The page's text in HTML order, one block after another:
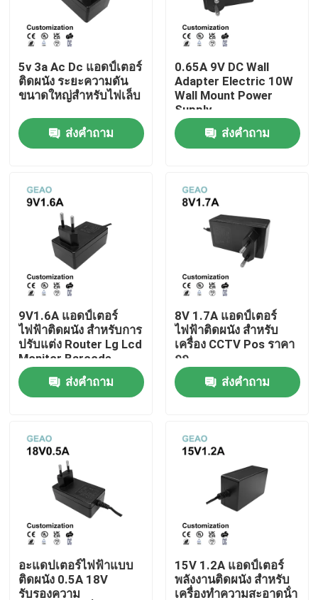
บ้าน
วิดีโอ
เกี่ยวกับเรา
ทัวร์โรงงาน
ติดต่อเรา
ขอใบเสนอราคา
อะแดปเตอร์ไฟฟ้าแบบติดผนัง
อะแดปเตอร์ไฟเดสก์ท็อป
5v 3a Ac Dc แอดป์เตอร์
ติดผนัง ระยะความดัน
ขนาดใหญ่สําหรับไฟเล็บ
ส่งคำถาม
0.65A 9V DC Wall
Adapter Electric 10W
Wall Mount Power
Supply
ส่งคำถาม
9V1.6A แอดป์เตอร์
ไฟฟ้าติดผนัง สําหรับการ
ปรับแต่ง Router Lg Lcd
Monitor Barcode
Printer ต้นไม้คริสต์มาส
ส่งคำถาม
8V 1.7A แอดป์เตอร์
ไฟฟ้าติดผนัง สําหรับ
เครื่อง CCTV Pos ราคา
ถูก
ส่งคำถาม
อะแดปเตอร์ไฟฟ้าแบบ
ติดผนัง 0.5A 18V
รับรองความ
15V 1.2A แอดป์เตอร์
พลังงานติดผนัง สําหรับ
เครื่องทําความสะอาดน้ํา